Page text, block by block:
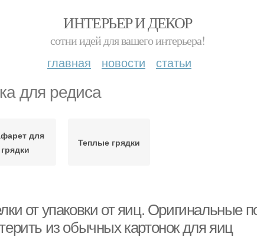
ИНТЕРЬЕР И ДЕКОР
сотни идей для вашего интерьера!
главная новости статьи
для редиса
для
грядки
Теплые грядки
от упаковки от яиц. Оригинальные
из обычных картонок для яиц